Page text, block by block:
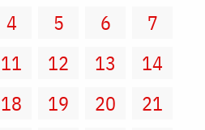
4 5 6
7
11 12 13
14
18 19 20
21